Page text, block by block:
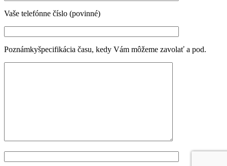
Vaše telefónne číslo (povinné)
Poznámkyšpecifikácia času, kedy Vám môžeme zavolať a pod.